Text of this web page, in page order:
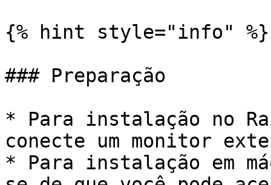
{% hint style="info" %}
### Preparação
* Para instalação no
conecte um monitor
* Para instalação em